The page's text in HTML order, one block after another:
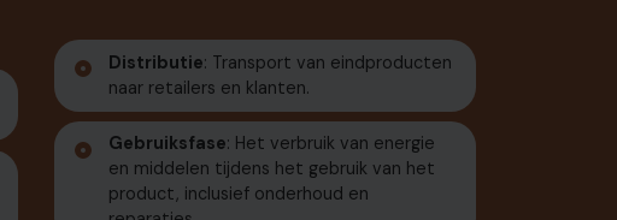
Distributie: Transport van eindproducten
naar retailers en klanten.
Gebruiksfase: Het verbruik van energie
en middelen tijdens het gebruik van het
product, inclusief onderhoud en